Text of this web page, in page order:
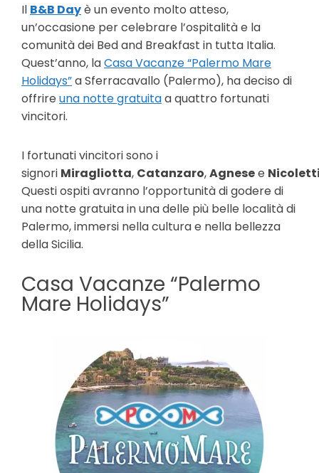
Il B&B Dayè un evento molto atteso,
un’occasione per celebrare l’ospitalità e la
comunità dei Bed and Breakfast in tutta Italia.
Quest’anno, laCasa Vacanze “Palermo Mare
Holidays”a Sferracavallo (Palermo), ha deciso di
offrire una notte gratuitaa quattro fortunati
vincitori.
I fortunati vincitori sono i
signori Miragliotta, Catanzaro,Agnesee
Questi ospiti avranno l’opportunità di godere di
una notte gratuita in una delle più belle località di
Palermo, immersi nella cultura e nella bellezza
della Sicilia.
Casa Vacanze “Palermo
Mare Holidays”